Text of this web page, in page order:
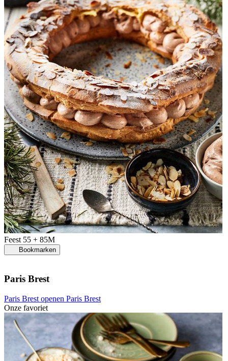
Feest 55 + 85M
Bookmarken
Paris Brest
Paris Brest openen Paris Brest
Onze favoriet